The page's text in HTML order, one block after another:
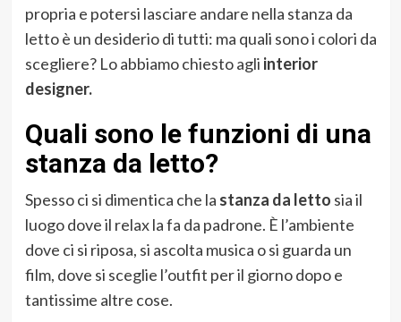
propria e potersi lasciare andare nella stanza da
letto è un desiderio di tutti: ma quali sono i colori da
scegliere? Lo abbiamo chiesto agli interior
designer.
Quali sono le funzioni di una
stanza da letto?
Spesso ci si dimentica che la stanza da letto sia il
luogo dove il relax la fa da padrone. È l’ambiente
dove ci si riposa, si ascolta musica o si guarda un
film, dove si sceglie l’outfit per il giorno dopo e
tantissime altre cose.